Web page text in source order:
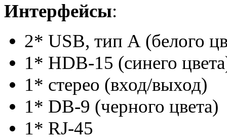
Интерфейсы:
2* USB, тип А (белого
1* HDB-15 (синего
1* стерео (вход/выход)
1* DB-9 (черного цвета)
1* RJ-45